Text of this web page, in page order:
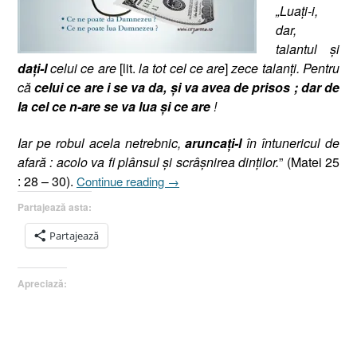
„Luaţi-i,
dar,
talantul şi
daţi-lcelui ce are [lit. la tot cel ce are]zece talanţi. Pentru
căcelui ce are i se va da, şi va avea de prisos ; dar de
la cel ce n-are se va lua şi ce are !
Iar pe robul acela netrebnic,aruncaţi-lîn întunericul de
afară : acolo va fi plânsul şi scrâşnirea dinţilor.” (Matei 25
: 28 – 30). Continue reading „Pilda
→
Partajează asta:
Partajează
Apreciază: